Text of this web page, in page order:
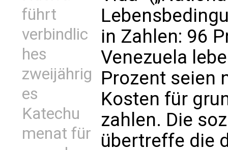
führt
verbindlic
hes
zweijährig
es
Katechu
menat für
in Zahlen: 96
Venezuela
Prozent seien
Kosten für
zahlen. Die
übertreffe die